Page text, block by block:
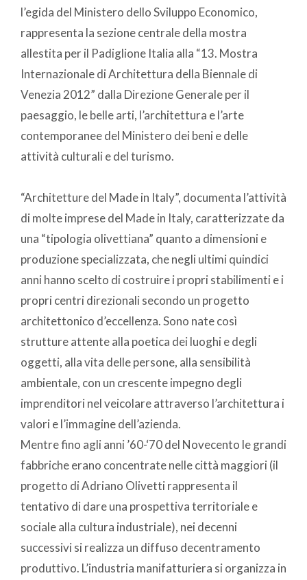
l’egida del Ministero dello Sviluppo Economico,
rappresenta la sezione centrale della mostra
allestita per il Padiglione Italia alla “13. Mostra
Internazionale di Architettura della Biennale di
Venezia 2012” dalla Direzione Generale per il
paesaggio, le belle arti, l’architettura e l’arte
contemporanee del Ministero dei beni e delle
attività culturali e del turismo.
“Architetture del Made in Italy”, documenta l’attività
di molte imprese del Made in Italy, caratterizzate da
una “tipologia olivettiana” quanto a dimensioni e
produzione specializzata, che negli ultimi quindici
anni hanno scelto di costruire i propri stabilimenti e i
propri centri direzionali secondo un progetto
architettonico d’eccellenza. Sono nate così
strutture attente alla poetica dei luoghi e degli
oggetti, alla vita delle persone, alla sensibilità
ambientale, con un crescente impegno degli
imprenditori nel veicolare attraverso l’architettura i
valori e l’immagine dell’azienda.
Mentre fino agli anni ’60-‘70 del Novecento le grandi
fabbriche erano concentrate nelle città maggiori (il
progetto di Adriano Olivetti rappresenta il
tentativo di dare una prospettiva territoriale e
sociale alla cultura industriale), nei decenni
successivi si realizza un diffuso decentramento
produttivo. L’industria manifatturiera si organizza in